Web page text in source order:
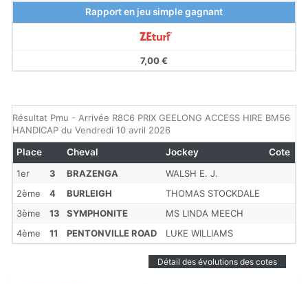
Rapport en jeu simple gagnant
7,00 €
Résultat Pmu - Arrivée R8C6 PRIX GEELONG ACCESS HIRE BM56
HANDICAP du Vendredi 10 avril 2026
1er 3 BRAZENGA
WALSH E. J.
2ème
4 BURLEIGH
THOMAS STOCKDALE
3ème
13 SYMPHONITE
MS LINDA MEECH
4ème
11 PENTONVILLE ROAD LUKE WILLIAMS
Place Cheval Jockey Cote
Détail des évolutions des cotes